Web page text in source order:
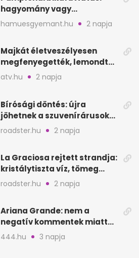
hagyomány vagy
értelmetlen vérontás?
hamuesgyemant.hu 2 napja
Majkát életveszélyesen
megfenyegették, lemondta
a sepsiszentgyörgyi
atv.hu 2 napja
Bírósági döntés: újra
jöhetnek a szuvenírárusok
Európa ikonikus helyére
roadster.hu 2 napja
La Graciosa rejtett strandja:
kristálytiszta víz, tömeg
nélkül
roadster.hu 2 napja
Ariana Grande: nem a
negatív kommentek miatt
vonul vissza
444.hu 3 napja